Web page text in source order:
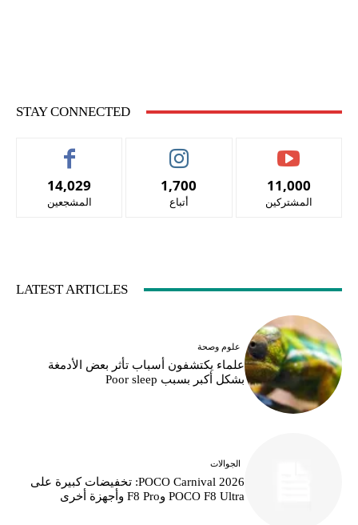
STAY CONNECTED
14,029
المشجعين
1,700
أتباع
11,000
المشتركين
LATEST ARTICLES
علوم وصحة
علماء يكتشفون أسباب تأثر بعض الأدمغة
بشكل أكبر بسبب Poor sleep
الجوالات
POCO Carnival 2026: تخفيضات كبيرة على
POCO F8 Ultra وF8 Pro وأجهزة أخرى